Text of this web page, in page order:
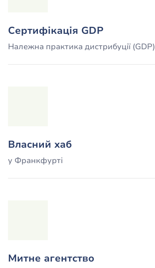
Сертифікація GDP
Належна практика дистрибуції (GDP)
Власний хаб
у Франкфурті
Митне агентство